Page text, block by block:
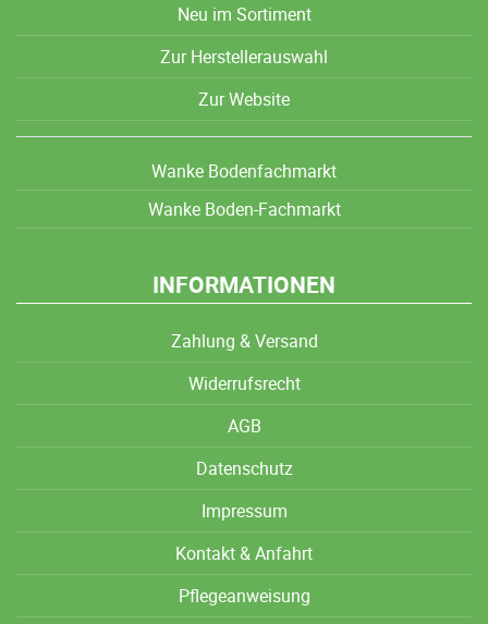
Neu im Sortiment
Zur Herstellerauswahl
Zur Website
Wanke Bodenfachmarkt
Wanke Boden-Fachmarkt
INFORMATIONEN
Zahlung & Versand
Widerrufsrecht
AGB
Datenschutz
Impressum
Kontakt & Anfahrt
Pflegeanweisung